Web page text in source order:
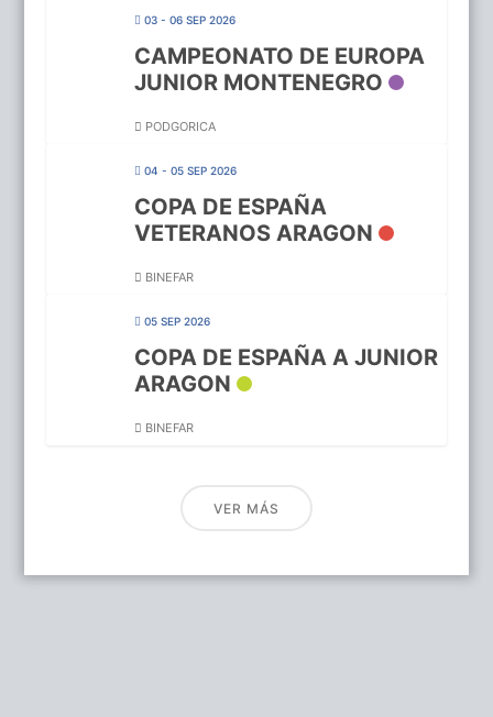
03 - 06 SEP 2026
CAMPEONATO DE EUROPA
JUNIOR MONTENEGRO
PODGORICA
04 - 05 SEP 2026
COPA DE ESPAÑA
VETERANOS ARAGON
BINEFAR
05 SEP 2026
COPA DE ESPAÑA A JUNIOR
ARAGON
BINEFAR
VER MÁS